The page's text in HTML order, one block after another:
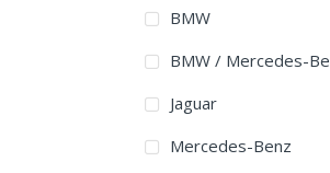
245/40R17
245/45R17
245/55R17
255/45R17
BMW
BMW / Mercedes-
Jaguar
Mercedes-Benz